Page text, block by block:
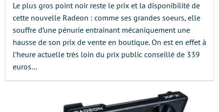
Le plus gros point noir reste le prix et la disponibilité de
cette nouvelle Radeon : comme ses grandes soeurs, elle
souffre d’une pénurie entrainant mécaniquement une
hausse de son prix de vente en boutique. On est en effet à
l’heure actuelle très loin du prix public conseillé de 339
euros…